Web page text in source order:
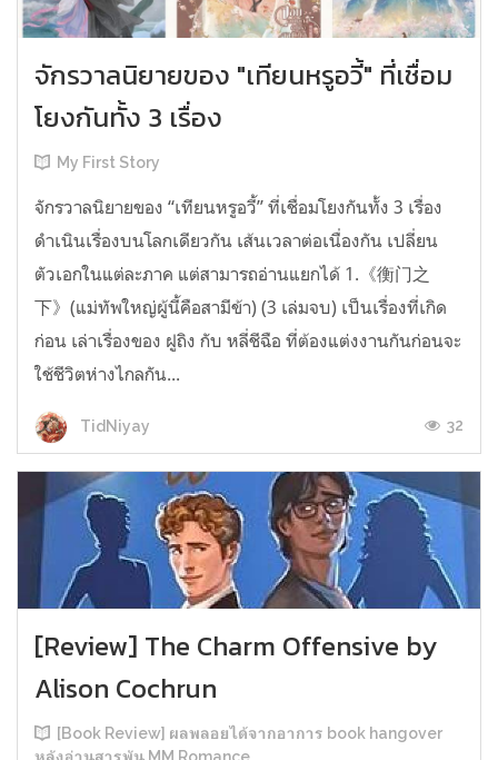
จักรวาลนิยายของ "เทียนหรูอวี้" ที่เชื่อม
โยงกันทั้ง 3 เรื่อง
My First Story
จักรวาลนิยายของ “เทียนหรูอวี้” ที่เชื่อมโยงกันทั้ง 3 เรื่อง
ดำเนินเรื่องบนโลกเดียวกัน เส้นเวลาต่อเนื่องกัน เปลี่ยน
ตัวเอกในแต่ละภาค แต่สามารถอ่านแยกได้ 1.《衡门之
下》(แม่ทัพใหญ่ผู้นี้คือสามีข้า) (3 เล่มจบ) เป็นเรื่องที่เกิด
ก่อน เล่าเรื่องของ ฝูถิง กับ หลี่ชีฉือ ที่ต้องแต่งงานกันก่อนจะ
ใช้ชีวิตห่างไกลกัน...
TidNiyay 32
[Review] The Charm Offensive by
Alison Cochrun
[Book Review] ผลพลอยได้จากอาการ book hangover
หลังอ่านสารพัน MM Romance